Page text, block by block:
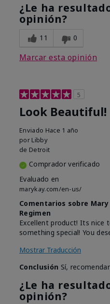
¿Le ha
opinión?
11 0
Marcar esta opinión
5
Look Beautiful!
Enviado Hace 1 año
por Libby
de Detroit
Comprador verificado
Evaluado en
marykay.com/en-us/
Comentarios sobre
Regimen
Excellent product! Its nice
something special! You
Mostrar Traducción
Conclusión Sí,
¿Le ha
opinión?